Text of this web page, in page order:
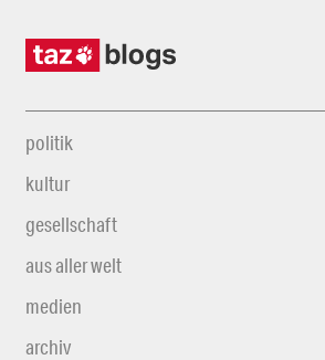
politik
kultur
gesellschaft
aus aller welt
medien
archiv